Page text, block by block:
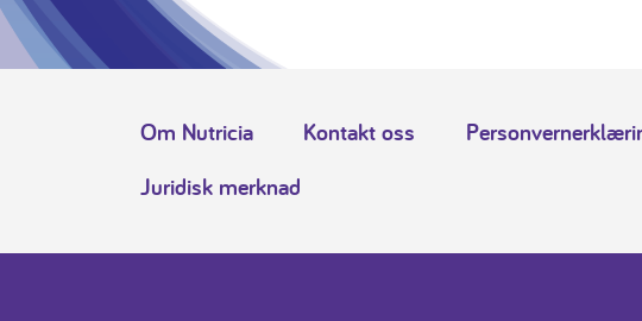
Om Nutricia Kontakt oss
Juridisk merknad